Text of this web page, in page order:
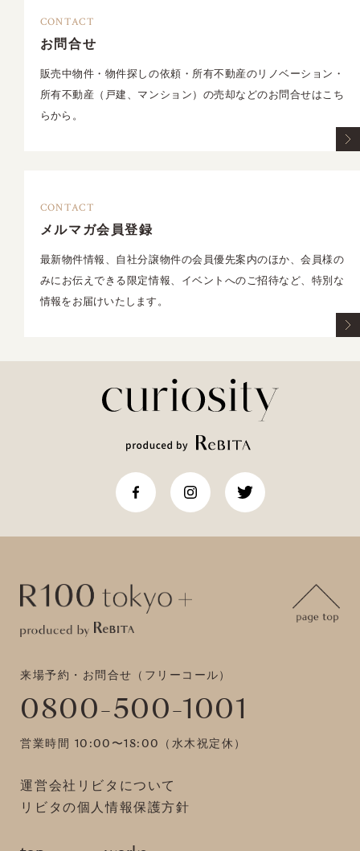
CONTACT
お問合せ
販売中物件・物件探しの依頼・所有不動産のリノベーション・
所有不動産（戸建、マンション）の売却などのお問合せはこち
らから。
CONTACT
メルマガ会員登録
最新物件情報、自社分譲物件の会員優先案内のほか、会員様の
みにお伝えできる限定情報、イベントへのご招待など、特別な
情報をお届けいたします。
来場予約・お問合せ（フリーコール）
0800-500-1001
営業時間 10:00〜18:00（水木祝定休）
運営会社リビタについて
リビタの個人情報保護方針